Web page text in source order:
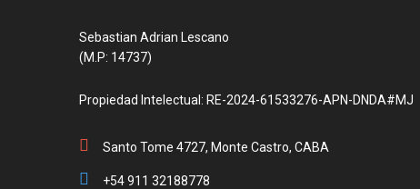
Sebastian Adrian Lescano
(M.P: 14737)
Propiedad Intelectual: RE-2024-61533276-APN-DNDA#MJ
Santo Tome 4727, Monte Castro, CABA
+54 911 32188778